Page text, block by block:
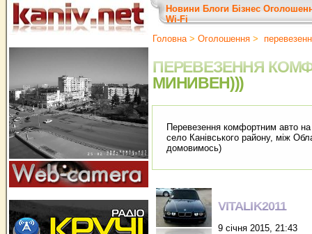
Новини Блоги Бізнес
Wi-Fi
Головна> Оголошення >
ПЕРЕВЕЗЕННЯ
МИНИВЕН)))
Перевезення комфортним авто
село Канівського району, між
домовимось)
VITALIK2011
9 січня 2015, 21:43